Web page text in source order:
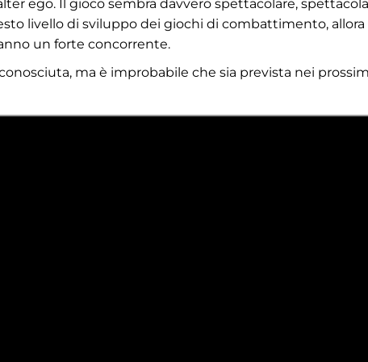
ego. Il gioco sembra davvero spettacolare,
livello di sviluppo dei giochi di combattimento, allora
un forte concorrente.
ma è improbabile che sia prevista nei